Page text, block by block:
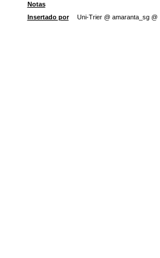
Notas
Insertado por
Uni-Trier @ amaranta_sg @